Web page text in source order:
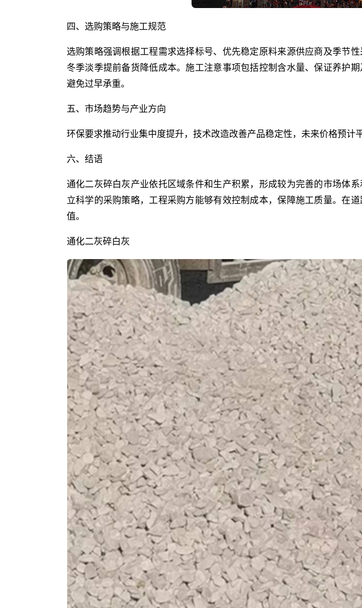
四、选购策略与施工规范
选购策略强调根据工程需求选择标号、优先稳定原料来源供应商及季节
冬季淡季提前备货降低成本。施工注意事项包括控制含水量、保证养护
避免过早承重。
五、市场趋势与产业方向
环保要求推动行业集中度提升，技术改造改善产品稳定性，未来价格预计
六、结语
通化二灰碎白灰产业依托区域条件和生产积累，形成较为完善的市场体
立科学的采购策略，工程采购方能够有效控制成本，保障施工质量。在
值。
通化二灰碎白灰